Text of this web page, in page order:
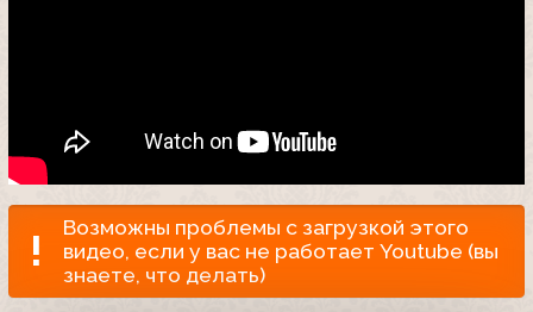
Возможны проблемы с загрузкой этого
видео, если у вас не работает Youtube (вы
знаете, что делать)